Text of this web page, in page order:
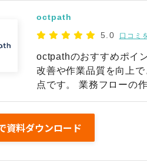
octpath
5.0
口コミ
octpathのおすすめポイ
改善や作業品質を向上
点です。 業務フローの作成やフロー内部にチェック項目や選択肢を自由に設
して実施漏れや確認漏
進めるとメッセージが
す。 作業ステップごとの作業結果や対応内容を記録できるため、octpathを
資料ダウンロード